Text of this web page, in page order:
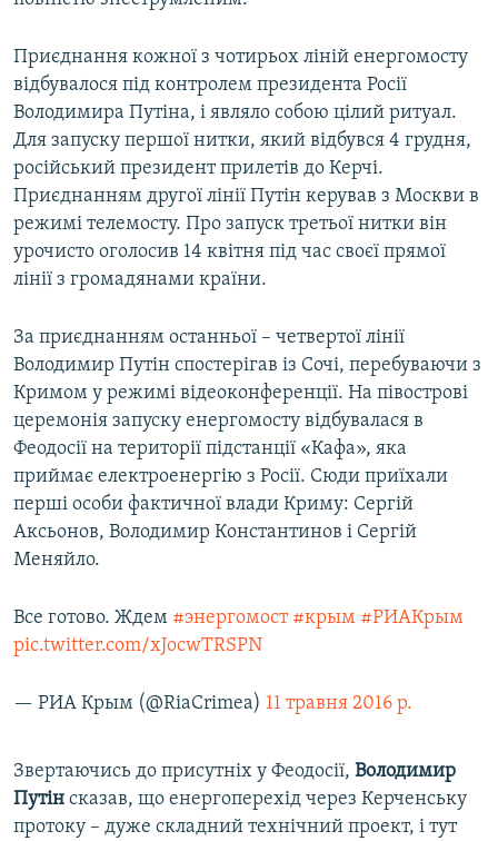
Приєднання кожної з чотирьох ліній енергомосту
відбувалося під контролем президента Росії
Володимира Путіна, і являло собою цілий ритуал.
Для запуску першої нитки, який відбувся 4 грудня,
російський президент прилетів до Керчі.
Приєднанням другої лінії Путін керував з Москви в
режимі телемосту. Про запуск третьої нитки він
урочисто оголосив 14 квітня під час своєї прямої
лінії з громадянами країни.
За приєднанням останньої – четвертої лінії
Володимир Путін спостерігав із Сочі, перебуваючи з
Кримом у режимі відеоконференції. На півострові
церемонія запуску енергомосту відбувалася в
Феодосії на території підстанції «Кафа», яка
приймає електроенергію з Росії. Сюди приїхали
перші особи фактичної влади Криму: Сергій
Аксьонов, Володимир Константинов і Сергій
Меняйло.
Все готово. Ждем #энергомост #крым #РИАКрым
pic.twitter.com/xJocwTRSPN
— РИА Крым (@RiaCrimea) 11 травня 2016 р.
Звертаючись до присутніх у Феодосії, Володимир
Путін сказав, що енергоперехід через Керченську
протоку – дуже складний технічний проект, і тут